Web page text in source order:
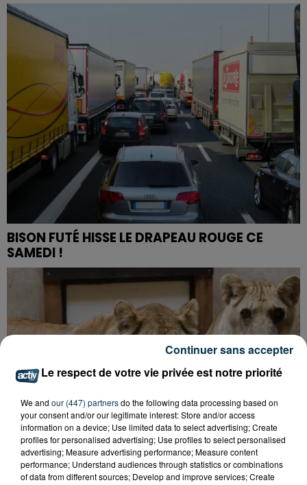
BISON FUTÉ HISSE LE DRAPEAU ROUGE CE
SAMEDI !
Le respect de votre vie privée est notre priorité
We and our (447) partnersdo the following data processing based on
your consent and/or our legitimate interest: Store and/or access
information on a device; Use limited data to select advertising; Create
profiles for personalised advertising; Use profiles to select personalised
advertising; Measure advertising performance; Measure content
performance; Understand audiences through statistics or combinations
of data from different sources; Develop and improve services; Create
Continuer sans accepter